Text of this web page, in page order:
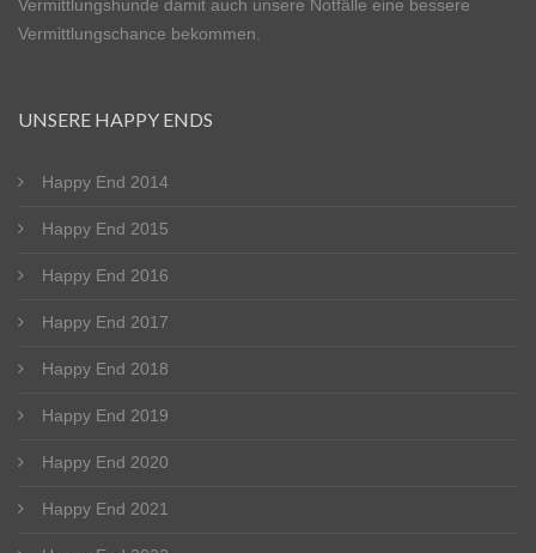
Vermittlungshunde damit auch unsere Notfälle eine bessere
Vermittlungschance bekommen.
UNSERE HAPPY ENDS
Happy End 2014
Happy End 2015
Happy End 2016
Happy End 2017
Happy End 2018
Happy End 2019
Happy End 2020
Happy End 2021